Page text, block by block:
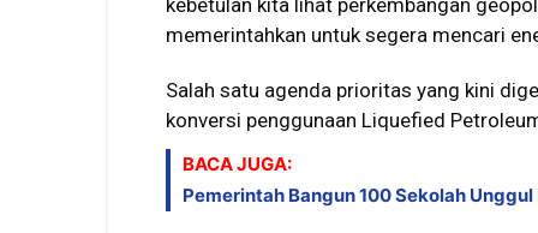
kebetulan kita lihat perkembangan
memerintahkan untuk segera mencari
Salah satu agenda prioritas yang kini
konversi penggunaan Liquefied
BACA JUGA:
Pemerintah Bangun 100 Sekolah